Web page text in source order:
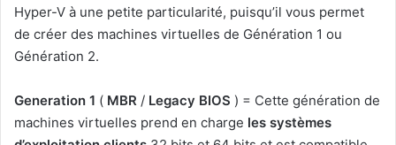
Hyper-V à une petite particularité, puisqu’il vous permet
de créer des machines virtuelles de Génération 1 ou
Génération 2.
Generation 1 ( MBR / Legacy BIOS ) = Cette génération de
machines virtuelles prend en charge les systèmes